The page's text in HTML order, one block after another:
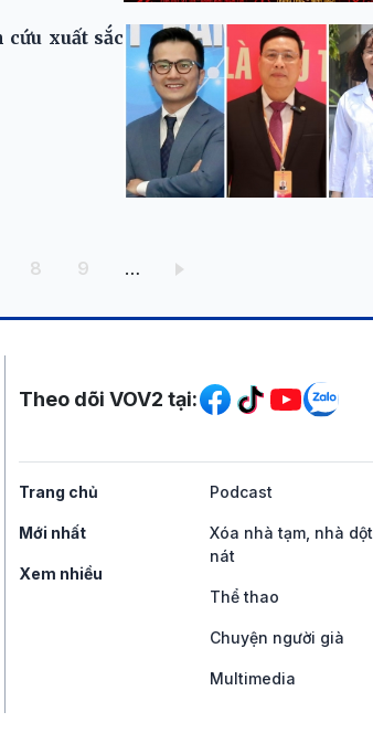
xuất sắc
Trang
8 Trang
9 …
Mạng xã hội
Theo dõi VOV2 tại:
Trang chủ
Mới nhất
Xem nhiều
Podcast
Xóa nhà tạm, nhà dột
nát
Thể thao
Chuyện người già
Multimedia